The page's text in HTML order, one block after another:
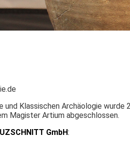
und Klassischen Archäologie wurde
Magister Artium abgeschlossen.
GmbH: